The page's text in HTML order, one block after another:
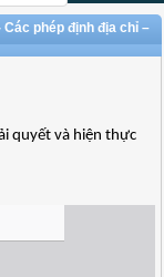
phép định địa chỉ –
quyết và hiện thực